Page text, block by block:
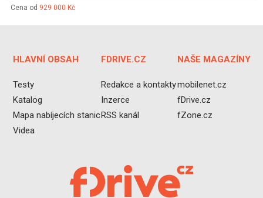
Cena od 929 000 Kč
HLAVNÍ OBSAH
Testy
Katalog
Mapa nabíjecích stanic
Videa
FDRIVE.CZ
Redakce a kontakty
Inzerce
RSS kanál
NAŠE MAGAZÍNY
mobilenet.cz
fDrive.cz
fZone.cz